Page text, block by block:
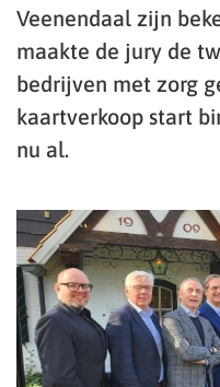
Veenendaal zijn
maakte de jury de
bedrijven met zorg
kaartverkoop start
nu al.